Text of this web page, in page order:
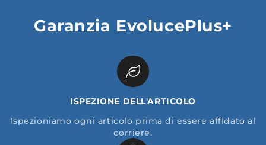
Garanzia EvolucePlus+
ISPEZIONE DELL'ARTICOLO
Ispezioniamo ogni articolo prima di essere affidato al
corriere.